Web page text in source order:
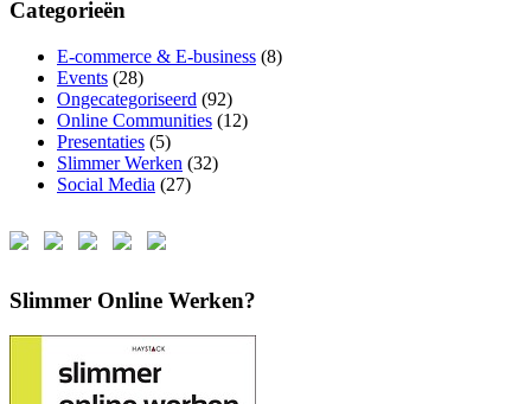
Categorieën
E-commerce & E-business (8)
Events (28)
Ongecategoriseerd (92)
Online Communities (12)
Presentaties (5)
Slimmer Werken (32)
Social Media (27)
Slimmer Online Werken?